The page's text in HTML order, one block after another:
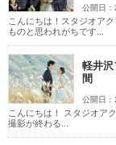
公開日：
こんにちは！スタジオア
ものと思われがちです...
軽井
間
公開日：
こんにちは！ スタジオア
撮影が終わる...